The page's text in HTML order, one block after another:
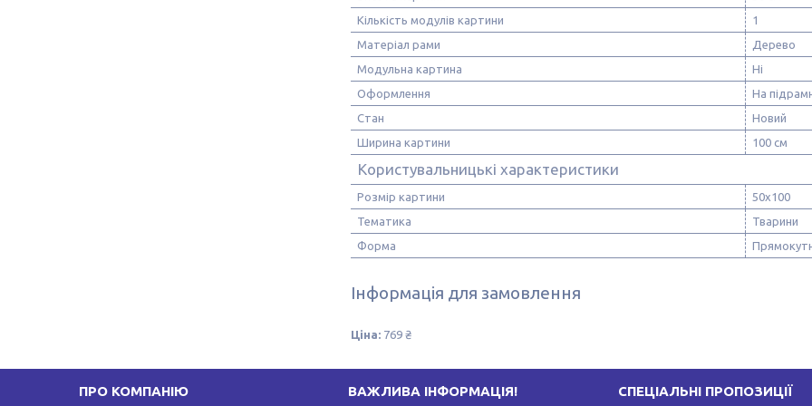
Кількість модулів картини
1
Матеріал рами
Дерево
Модульна картина
Ні
Оформлення
На
Стан
Новий
Ширина картини
100 см
Користувальницькі характеристики
Розмір картини
50х100
Тематика
Тварини
Форма
Інформація для замовлення
Ціна: 769 ₴
ПРО КОМПАНІЮ ВАЖЛИВА ІНФОРМАЦІЯ! СПЕЦІАЛЬНІ ПРОПОЗИЦІЇ